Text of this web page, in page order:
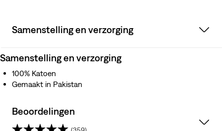
Samenstelling en verzorging
Samenstelling en verzorging
100% Katoen
Gemaakt in Pakistan
Beoordelingen